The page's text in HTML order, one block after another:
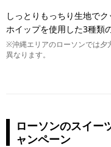
しっとりもっちり生地で
ホイップを使用した3種類
※沖縄エリアのローソンでは夕
異なります。
ローソンのスイ
ャンペーン